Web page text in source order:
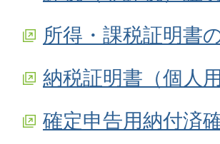
所得・課税証明書
納税証明書（個人
確定申告用納付済